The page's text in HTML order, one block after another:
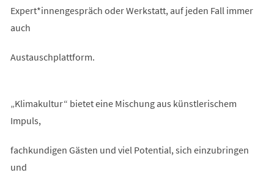
Expert*innengespräch oder Werkstatt, auf jeden Fall immer
auch
Austauschplattform.
„Klimakultur“ bietet eine Mischung aus künstlerischem
Impuls,
fachkundigen Gästen und viel Potential, sich einzubringen
und